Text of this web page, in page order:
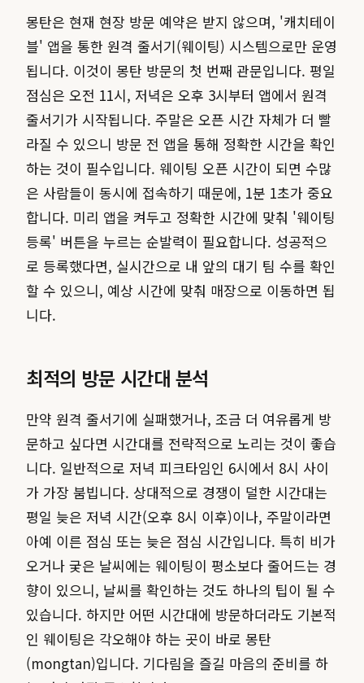
몽탄은 현재 현장 방문 예약은 받지 않으며, '캐치테이
블' 앱을 통한 원격 줄서기(웨이팅) 시스템으로만 운영
됩니다. 이것이 몽탄 방문의 첫 번째 관문입니다. 평일
점심은 오전 11시, 저녁은 오후 3시부터 앱에서 원격
줄서기가 시작됩니다. 주말은 오픈 시간 자체가 더 빨
라질 수 있으니 방문 전 앱을 통해 정확한 시간을 확인
하는 것이 필수입니다. 웨이팅 오픈 시간이 되면 수많
은 사람들이 동시에 접속하기 때문에, 1분 1초가 중요
합니다. 미리 앱을 켜두고 정확한 시간에 맞춰 '웨이팅
등록' 버튼을 누르는 순발력이 필요합니다. 성공적으
로 등록했다면, 실시간으로 내 앞의 대기 팀 수를 확인
할 수 있으니, 예상 시간에 맞춰 매장으로 이동하면 됩
니다.
최적의 방문 시간대 분석
만약 원격 줄서기에 실패했거나, 조금 더 여유롭게 방
문하고 싶다면 시간대를 전략적으로 노리는 것이 좋습
니다. 일반적으로 저녁 피크타임인 6시에서 8시 사이
가 가장 붐빕니다. 상대적으로 경쟁이 덜한 시간대는
평일 늦은 저녁 시간(오후 8시 이후)이나, 주말이라면
아예 이른 점심 또는 늦은 점심 시간입니다. 특히 비가
오거나 궂은 날씨에는 웨이팅이 평소보다 줄어드는 경
향이 있으니, 날씨를 확인하는 것도 하나의 팁이 될 수
있습니다. 하지만 어떤 시간대에 방문하더라도 기본적
인 웨이팅은 각오해야 하는 곳이 바로 몽탄
(mongtan)입니다. 기다림을 즐길 마음의 준비를 하